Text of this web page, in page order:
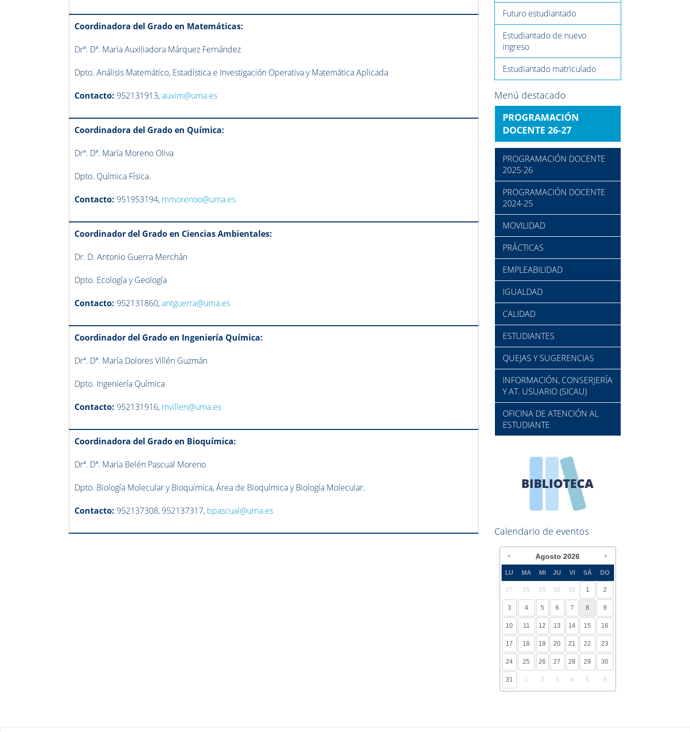
Coordinadora del Grado en Matemáticas:
Drª. Dª. María Auxiliadora Márquez Fernández
Dpto. Análisis Matemático, Estadística e Investigación Operativa y Matemática Aplicada
Contacto: 952131913,auxim@uma.es
Coordinadora del Grado en Química:
Drª. Dª. María Moreno Oliva
Dpto. Química Física.
Contacto: 951953194, mmorenoo@uma.es
Coordinador del Grado en Ciencias Ambientales:
Dr. D. Antonio Guerra Merchán
Dpto. Ecología y Geología
Contacto: 952131860,antguerra@uma.es
Coordinador del Grado en Ingeniería Química:
Drª. Dª. María Dolores Villén Guzmán
Dpto. Ingeniería Química
Contacto: 952131916, mvillen@uma.es
Coordinadora del Grado en Bioquímica:
Drª. Dª. María Belén Pascual Moreno
Dpto. Biología Molecular y Bioquímica, Área de Bioquímica y Biología Molecular.
Contacto: 952137308, 952137317, bpascual@uma.es
Futuro estudiantado
Estudiantado de nuevo
ingreso
Estudiantado matriculado
Menú destacado
PROGRAMACIÓN
DOCENTE 26-27
PROGRAMACIÓN DOCENTE
2025-26
PROGRAMACIÓN DOCENTE
2024-25
MOVILIDAD
PRÁCTICAS
EMPLEABILIDAD
IGUALDAD
CALIDAD
ESTUDIANTES
QUEJAS Y SUGERENCIAS
INFORMACIÓN, CONSERJERÍA
Y AT. USUARIO (SICAU)
OFICINA DE ATENCIÓN AL
ESTUDIANTE
Calendario de eventos
Agosto 2026
LU MA MI JU VI SÁ DO
27 28 29 30 31 1 2
3 4 5 6 7 8 9
10 11 12 13 14 15 16
17 18 19 20 21 22 23
24 25 26 27 28 29 30
31 1 2 3 4 5 6